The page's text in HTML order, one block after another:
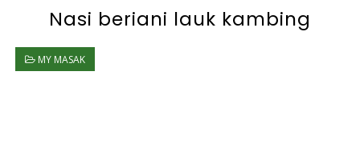
Nasi beriani lauk kambing
MY MASAK